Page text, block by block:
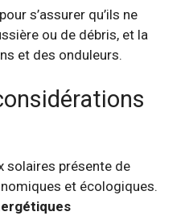
s’assurer qu’ils ne
ou de débris, et la
et des onduleurs.
solaires présente de
et écologiques.